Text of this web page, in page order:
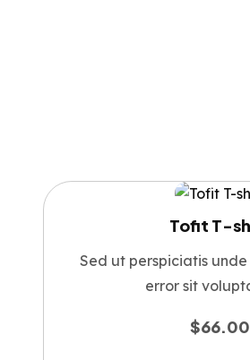
Tofit T-
Sed ut perspiciatis
error sit
$66.00